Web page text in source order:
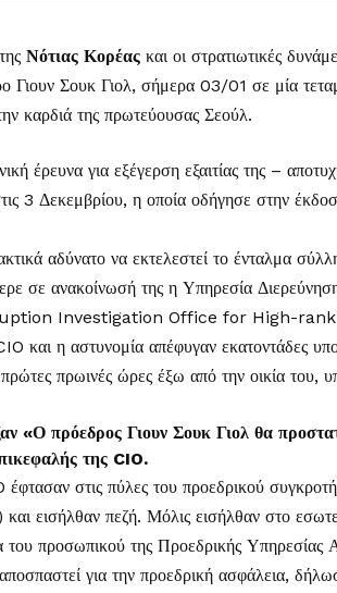
Νότιας Κορέας και οι στρατιωτικές
Γιουν Σουκ Γιολ, σήμερα 03/01 σε μία
καρδιά της πρωτεύουσας Σεούλ.
έρευνα για εξέγερση εξαιτίας της –
3 Δεκεμβρίου, η οποία οδήγησε στην
αδύνατο να εκτελεστεί το ένταλμα
σε ανακοίνωσή της η Υπηρεσία
Investigation Office for High-
και η αστυνομία απέφυγαν εκατοντάδες
πρωινές ώρες έξω από την οικία του,
«Ο πρόεδρος Γιουν Σουκ Γιολ θα
της CIO.
έφτασαν στις πύλες του προεδρικού
εισήλθαν πεζή. Μόλις εισήλθαν στο
προσωπικού της Προεδρικής Υπηρεσίας
για την προεδρική ασφάλεια,